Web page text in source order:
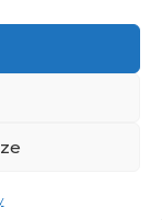
52 della L. 234/2012
ai contributi
modificata